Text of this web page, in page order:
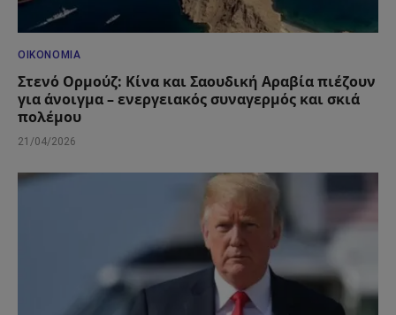
ΟΙΚΟΝΟΜΊΑ
Στενό Ορμούζ: Κίνα και Σαουδική Αραβία πιέζουν
για άνοιγμα – ενεργειακός συναγερμός και σκιά
πολέμου
21/04/2026